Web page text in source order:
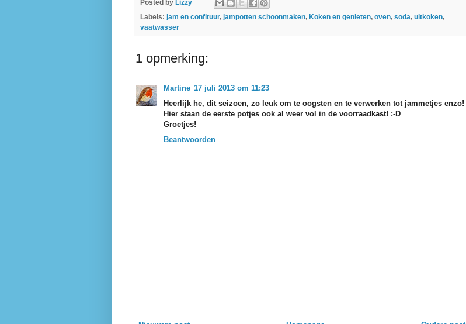
Posted by Lizzy
Labels: jam en confituur, jampotten schoonmaken, Koken en genieten, oven, soda, uitkoken,
vaatwasser
1 opmerking:
Martine 17 juli 2013 om 11:23
Heerlijk he, dit seizoen, zo leuk om te oogsten en te verwerken tot jammetjes enzo!
Hier staan de eerste potjes ook al weer vol in de voorraadkast! :-D
Groetjes!
Beantwoorden